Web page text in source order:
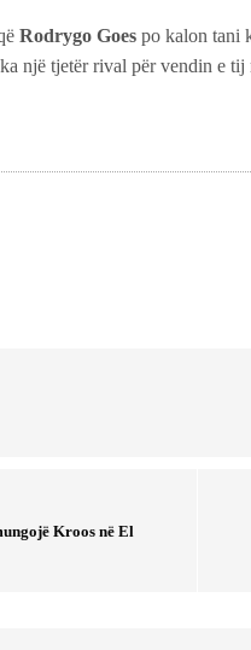
Rodrygo Goes po kalon tani
ka një tjetër rival për vendin e
Kroos në El